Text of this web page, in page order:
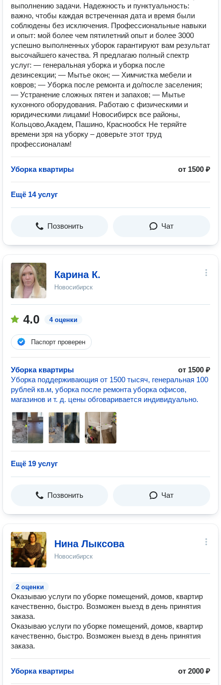
выполнению задачи. Надежность и пунктуальность:
важно, чтобы каждая встреченная дата и время были
соблюдены без исключения. Профессиональные навыки
и опыт: мой более чем пятилетний опыт и более 3000
успешно выполненных уборок гарантируют вам результат
высочайшего качества. Я предлагаю полный спектр
услуг: — генеральная уборка и уборка после
дезинсекции; — Мытье окон; — Химчистка мебели и
ковров; — Уборка после ремонта и до/после заселения;
— Устранение сложных пятен и запахов; — Мытье
кухонного оборудования. Работаю с физическими и
юридическими лицами! Новосибирск все районы,
Кольцово,Академ, Пашино, Краснообск Не теряйте
времени зря на уборку – доверьте этот труд
профессионалам!
Уборка квартиры от 1500 ₽
Ещё 14 услуг
Позвонить Чат
Карина К.
Новосибирск
4.0 4 оценки
Паспорт проверен
Уборка квартиры
от 1500 ₽
Уборка поддерживающия от 1500 тысяч, генеральная 100
рублей кв.м, уборка после ремонта уборка офисов,
магазинов и т. д. цены обговаривается индивидуально.
Ещё 19 услуг
Позвонить Чат
Нина Лыксова
Новосибирск
2 оценки
Оказываю услуги по уборке помещений, домов, квартир
качественно, быстро. Возможен выезд в день принятия
заказа.
Оказываю услуги по уборке помещений, домов, квартир
качественно, быстро. Возможен выезд в день принятия
заказа.
Уборка квартиры от 2000 ₽